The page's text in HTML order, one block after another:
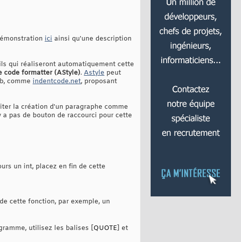
ici ainsi qu'une description
qui réaliseront automatiquement cette
code formatter (AStyle). Astyle peut
comme indentcode.net, proposant
la création d'un paragraphe comme
pas de bouton de raccourci pour cette
un int, placez en fin de cette
cette fonction, par exemple, un
utilisez les balises [QUOTE] et